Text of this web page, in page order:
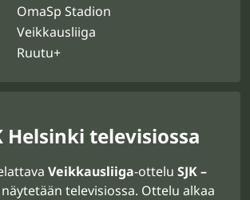
OmaSp Stadion
Veikkausliiga
Ruutu+
Helsinki televisiossa
Veikkausliiga-ottelu SJK –
näytetään televisiossa. Ottelu alkaa